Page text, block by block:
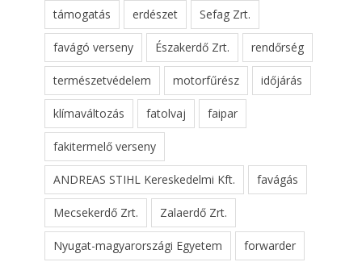
támogatás erdészet Sefag Zrt.
favágó verseny Északerdő Zrt. rendőrség
természetvédelem motorfűrész időjárás
klímaváltozás fatolvaj faipar
fakitermelő verseny
ANDREAS STIHL Kereskedelmi Kft. favágás
Mecsekerdő Zrt. Zalaerdő Zrt.
Nyugat-magyarországi Egyetem forwarder